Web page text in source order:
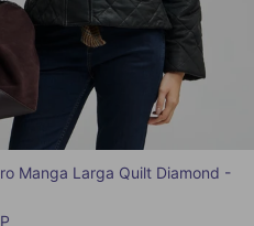
Manga Larga Quilt Diamond -